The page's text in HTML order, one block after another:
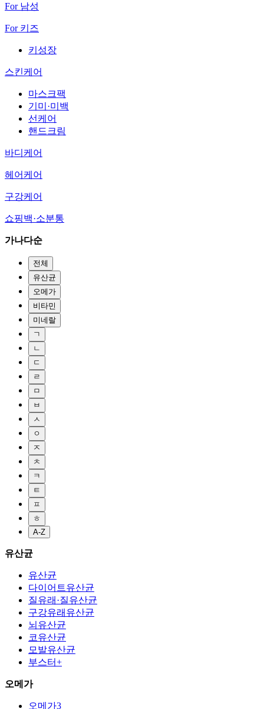
For 남성
For 키즈
키성장
스킨케어
마스크팩
기미·미백
선케어
핸드크림
바디케어
헤어케어
구강케어
쇼핑백·소분통
가나다순
전체
유산균
오메가
비타민
미네랄
ㄱ
ㄴ
ㄷ
ㄹ
ㅁ
ㅂ
ㅅ
ㅇ
ㅈ
ㅊ
ㅋ
ㅌ
ㅍ
ㅎ
A-Z
유산균
유산균
다이어트유산균
질유래·질유산균
구강유래유산균
뇌유산균
코유산균
모발유산균
부스터+
오메가
오메가3